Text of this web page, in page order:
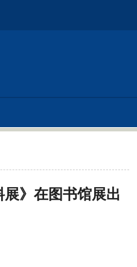
》在图书馆展出